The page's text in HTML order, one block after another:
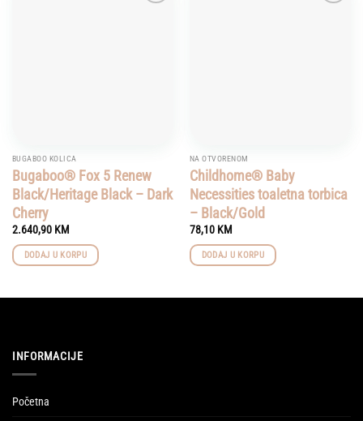
BUGABOO KOLICA
Bugaboo® Fox 5 Renew
Black/Heritage Black – Dark
Cherry
2.640,90 KM
DODAJ U KORPU
NA OTVORENOM
Childhome® Baby
Necessities toaletna torbica
– Black/Gold
78,10 KM
DODAJ U KORPU
INFORMACIJE
Početna